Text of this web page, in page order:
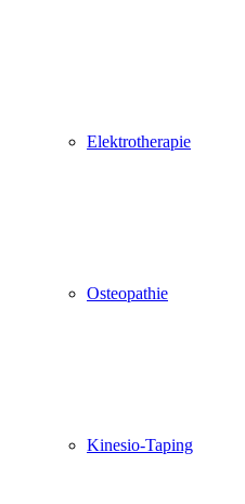
Elektrotherapie
Osteopathie
Kinesio-Taping